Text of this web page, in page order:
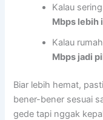
Kalau
Mbps lebih
Kalau
Mbps jadi
Biar lebih hemat,
bener-bener sesuai
gede tapi nggak